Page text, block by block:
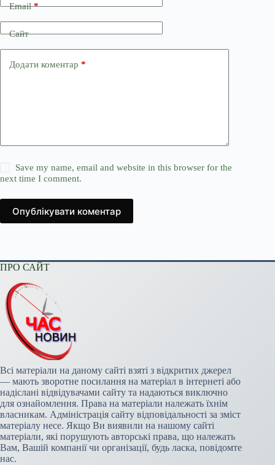
Email*
Сайт
Додати коментар *
Save my name, email and website in this browser for the
next time I comment.
Опублікувати коментар
ПРО САЙТ
Всі матеріали на даному сайті взяті з відкритих джерел
— мають зворотне посилання на матеріал в інтернеті або
надіслані відвідувачами сайту та надаються виключно
для ознайомлення. Права на матеріали належать їхнім
власникам. Адміністрація сайту відповідальності за зміст
матеріалу несе. Якщо Ви виявили на нашому сайті
матеріали, які порушують авторські права, що належать
Вам, Вашій компанії чи організації, будь ласка, повідомте
нас.